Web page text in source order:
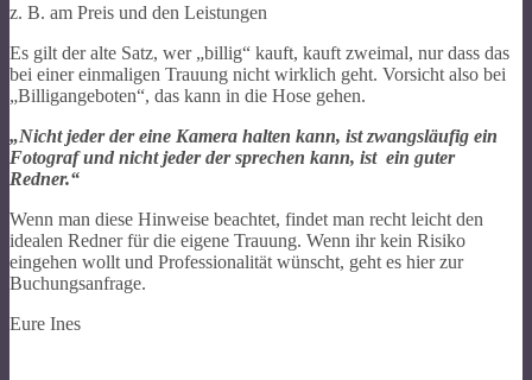
z. B. am Preis und den Leistungen
Es gilt der alte Satz, wer „billig“ kauft, kauft zweimal, nur dass das
bei einer einmaligen Trauung nicht wirklich geht. Vorsicht also bei
„Billigangeboten“, das kann in die Hose gehen.
„Nicht jeder der eine Kamera halten kann, ist zwangsläufig ein
Fotograf und nicht jeder der sprechen kann, ist ein guter
Redner.“
Wenn man diese Hinweise beachtet, findet man recht leicht den
idealen Redner für die eigene Trauung. Wenn ihr kein Risiko
eingehen wollt und Professionalität wünscht, geht es hier zur
Buchungsanfrage.
Eure Ines